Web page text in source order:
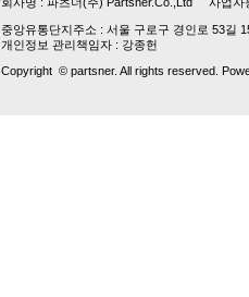
중앙유통단지주소 : 서울 구로구 경인로 53길
개인정보 관리책임자 : 강종헌
Copyright © partsner. All rights reserved.